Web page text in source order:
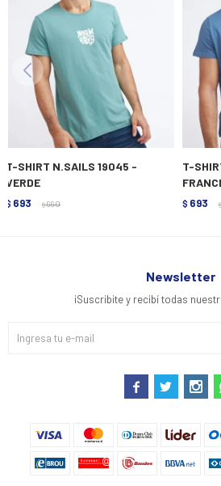
T-SHIRT N.SAILS 19045 -
VERDE
$ 693 $ 990
T-
$ 693 $
Newsletter
¡Suscribite y recibí todas
  